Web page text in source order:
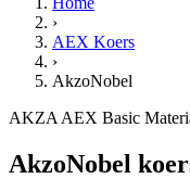
›
AEX Koers
›
AkzoNobel
AKZA AEX Basic
AkzoNobel